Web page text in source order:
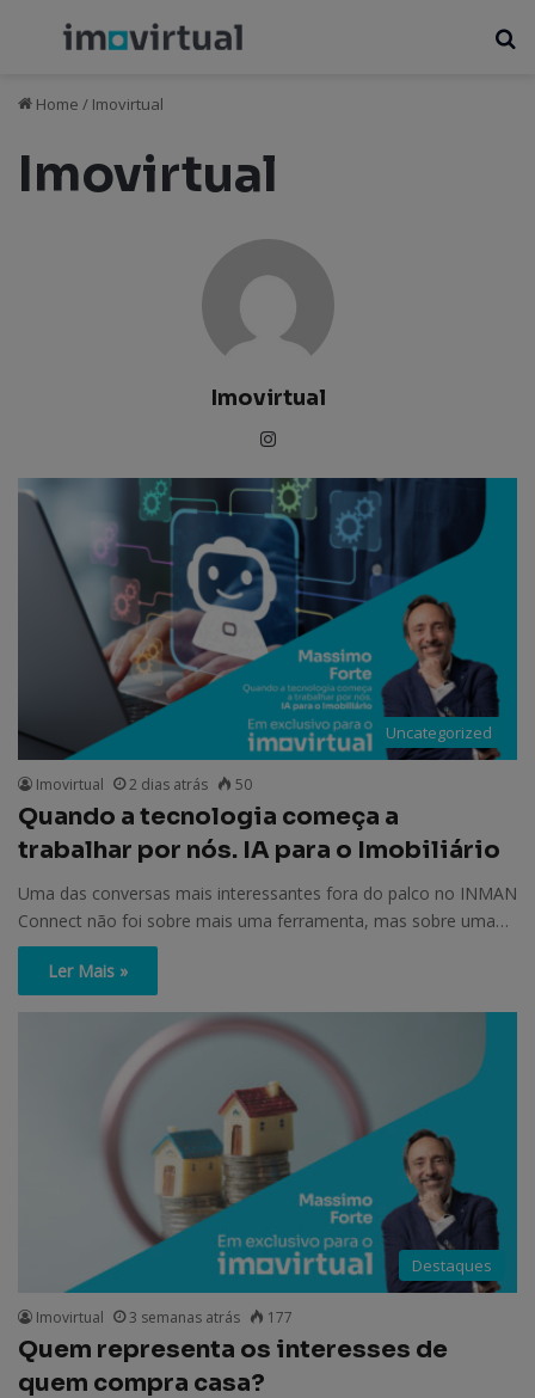
Menu
Home / Imovirtual
Imovirtual
Imovirtual
ra
m
Uncategorized
Imovirtual 2 dias atrás 50
Quando a tecnologia começa a
trabalhar por nós. IA para o Imobiliário
Uma das conversas mais interessantes fora do palco no INMAN
Connect não foi sobre mais uma ferramenta, mas sobre uma…
Ler Mais »
Destaques
Imovirtual 3 semanas atrás 177
Quem representa os interesses de
quem compra casa?